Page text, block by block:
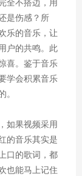
是伤感？所
乐的音乐，让
户的共鸣。此
喜。鉴于音乐
学会积累音乐
如果视频采用
的音乐其实是
口的歌词，都
也能马上记住